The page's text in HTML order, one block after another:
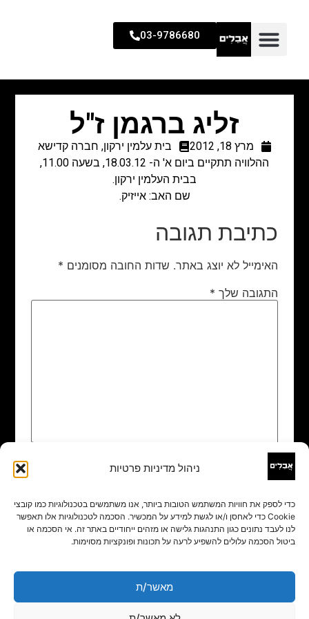
ניהול מדיניות פרטיות
כדי לספק את חוויות המשתמש הטובות ביותר, אנו משתמשים בטכנולוגיות כמו קובצי
Cookie כדי לאחסן ו/או לגשת למידע על המכשיר. הסכמה לטכנולוגיות אלו תאפשר
לנו לעבד נתונים כגון התנהגות גלישה או מזהים ייחודיים באתר זה. אי הסכמה או
ביטול הסכמה עלולים להשפיע לרעה על תכונות ופונקציות מסוימות.
מאשר/ת
03-9786680
זליג ברגמן ז"ל
מרץ 18, 2012 בית עלמין ירקון, חברה קדישא
ההלוויה תתקיים ביום א' ה- 18.03.12, בשעה 11.00,
בבית העלמין ירקון.
שם האב: אייזיק.
כתיבת תגובה
האימייל לא יוצג באתר. שדות החובה מסומנים *
התגובה שלך *
שם
אימייל*